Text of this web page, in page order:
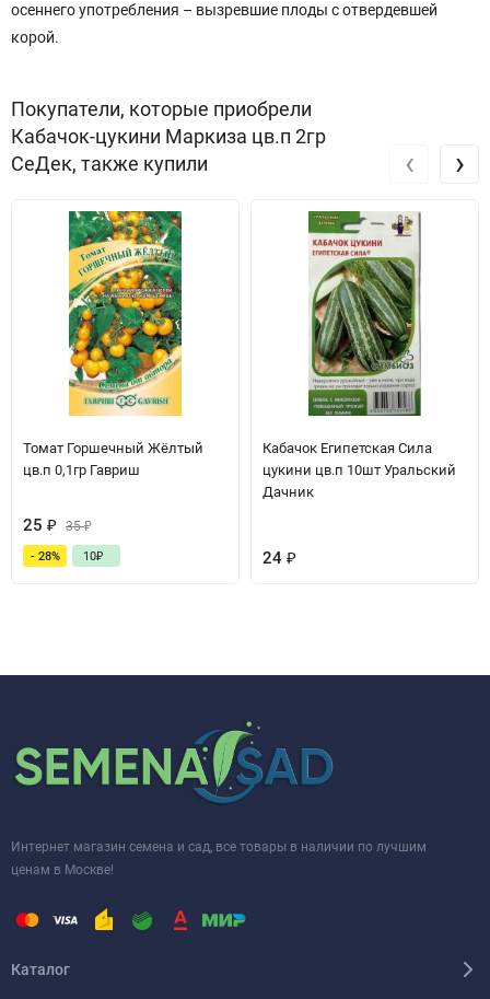
осеннего употребления – вызревшие плоды с отвердевшей
корой.
Покупатели, которые приобрели
Кабачок-цукини Маркиза цв.п 2гр
СеДек, также купили
Томат Горшечный Жёлтый
цв.п 0,1гр Гавриш
25 ₽ 35₽
- 28% 10₽
Кабачок Египетская Сила
цукини цв.п 10шт Уральский
Дачник
24 ₽
‹ ›
Интернет магазин семена и сад, все товары в наличии по лучшим
ценам в Москве!
Каталог